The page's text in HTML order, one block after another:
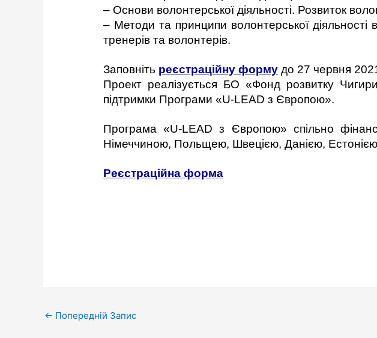
– Основи волонтерської діяльності. Розвиток
– Методи та принципи волонтерської
тренерів та волонтерів.
Заповніть реєстраційну форму до 27 червня
Проект реалізується БО «Фонд розвитку
підтримки Програми «U-LEAD з Європою».
Програма «U-LEAD з Європою» спільно
Німеччиною, Польщею, Швецією, Данією,
Реєстраційна форма
← Попередній Запис